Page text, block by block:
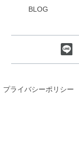
BLOG
プライバシーポリシー